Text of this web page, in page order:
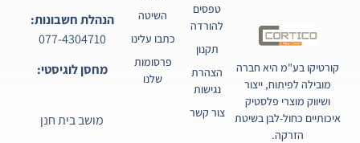
קורטיקו בע"מ היא חברה
מובילה לפיתוח, ייצור
ושיווק מוצרי פלסטיק
איכותיים כחול-לבן בשיטת
הזרקה.
השיטה
כתבו עלינו
פרסומות
שלנו
טפסים
להורדה
תקנון
הצהרת
נגישות
צור קשר
הנהלת חשבונות:
077-4304710
מחסן לוגיסטי:
מושב בית חנן